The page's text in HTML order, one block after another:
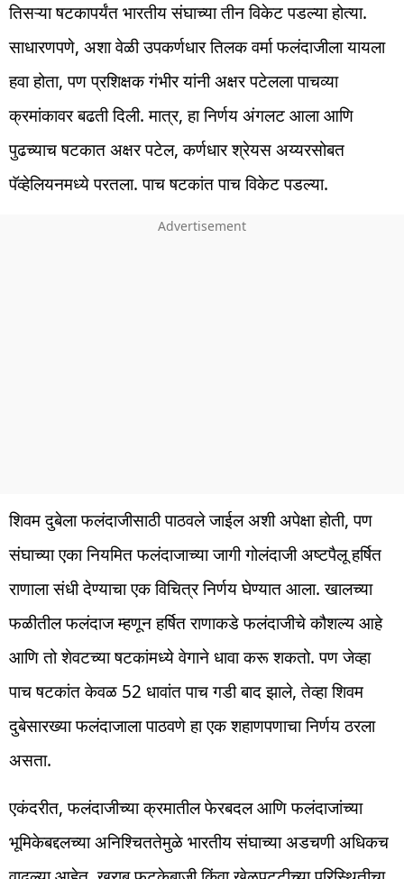
तिसऱ्या षटकापर्यंत भारतीय संघाच्या तीन विकेट पडल्या होत्या.
साधारणपणे, अशा वेळी उपकर्णधार तिलक वर्मा फलंदाजीला यायला
हवा होता, पण प्रशिक्षक गंभीर यांनी अक्षर पटेलला पाचव्या
क्रमांकावर बढती दिली. मात्र, हा निर्णय अंगलट आला आणि
पुढच्याच षटकात अक्षर पटेल, कर्णधार श्रेयस अय्यरसोबत
पॅव्हेलियनमध्ये परतला. पाच षटकांत पाच विकेट पडल्या.
शिवम दुबेला फलंदाजीसाठी पाठवले जाईल अशी अपेक्षा होती, पण
संघाच्या एका नियमित फलंदाजाच्या जागी गोलंदाजी अष्टपैलू हर्षित
राणाला संधी देण्याचा एक विचित्र निर्णय घेण्यात आला. खालच्या
फळीतील फलंदाज म्हणून हर्षित राणाकडे फलंदाजीचे कौशल्य आहे
आणि तो शेवटच्या षटकांमध्ये वेगाने धावा करू शकतो. पण जेव्हा
पाच षटकांत केवळ 52 धावांत पाच गडी बाद झाले, तेव्हा शिवम
दुबेसारख्या फलंदाजाला पाठवणे हा एक शहाणपणाचा निर्णय ठरला
असता.
एकंदरीत, फलंदाजीच्या क्रमातील फेरबदल आणि फलंदाजांच्या
भूमिकेबद्दलच्या अनिश्चिततेमुळे भारतीय संघाच्या अडचणी अधिकच